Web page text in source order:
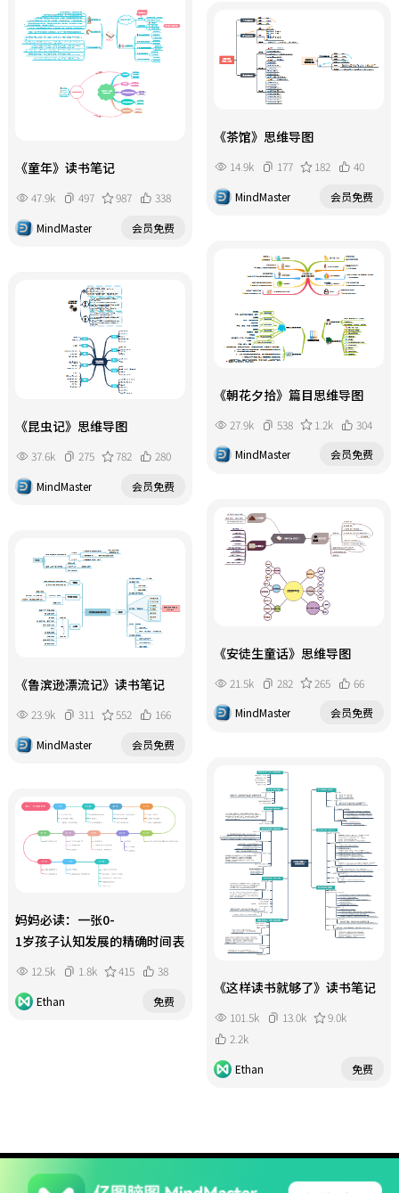
《童年》读书笔记
47.9k 497 987
338
MindMaster
会员免费
《茶馆》思维导图
14.9k 177 182
40
MindMaster
会员免费
《朝花夕拾》篇目思维导图
27.9k 538 1.2k
304
MindMaster
会员免费
《昆虫记》思维导图
37.6k 275 782
280
MindMaster
会员免费
《安徒生童话》思维导图
21.5k 282 265
66
MindMaster
会员免费
《鲁滨逊漂流记》读书笔记
23.9k 311 552
166
MindMaster
会员免费
《这样读书就够了》读书笔记
101.5k 13.0k
9.0k
2.2k
Ethan
免费
妈妈必读：一张0-
1岁孩子认知发展的精确时间表
12.5k 1.8k 415
38
Ethan
免费